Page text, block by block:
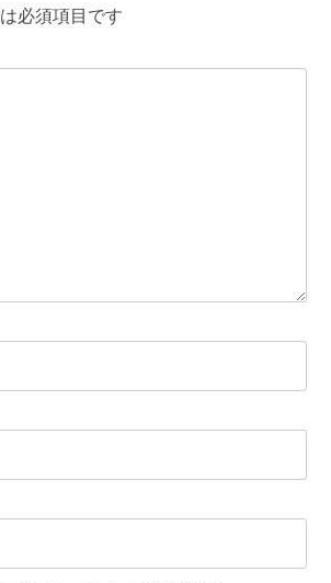
必須項目です